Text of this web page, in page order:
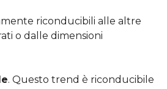
riconducibili alle altre
o dalle dimensioni
. Questo trend è riconducibile